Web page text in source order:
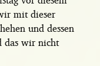
mit dieser
und dessen
das wir nicht